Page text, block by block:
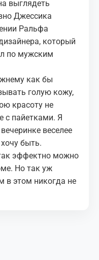
выглядеть
Джессика
Ральфа
который
по мужским
как бы
голую кожу,
красоту не
с пайетками. Я
веселее
быть.
эффектно можно
Но так уж
в этом никогда не